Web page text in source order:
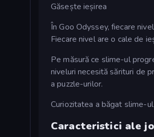
Găsește ieșirea
În Goo Odyssey, fiecare
Fiecare nivel are o cale de
Pe măsură ce slime-ul
niveluri necesită sărituri de
a puzzle-urilor.
Curiozitatea a băgat slime-
Caracteristici ale